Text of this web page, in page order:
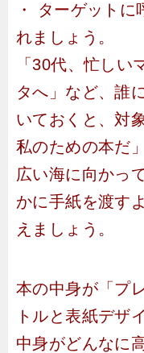
・ ターゲット
れましょう。
「30代、忙しい
タへ」など、誰
いておくと、対
私のための本だ
広い海に向かっ
かに手紙を渡す
えましょう。
本の中身が「プ
トルと表紙デザ
中身がどんなに